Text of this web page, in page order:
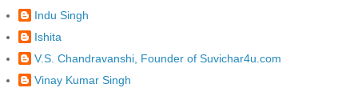
Indu Singh
Ishita
V.S. Chandravanshi, Founder of Suvichar4u.com
Vinay Kumar Singh